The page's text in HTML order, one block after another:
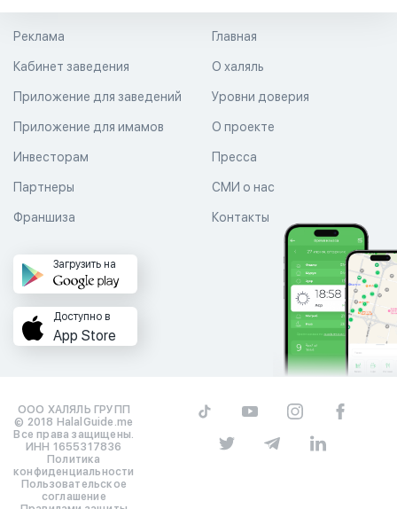
Главная
О халяль
Уровни доверия
Реклама
Кабинет заведения
Приложение для заведений
Приложение для имамов О проекте
Пресса
СМИ о нас
Контакты
Инвесторам
Партнеры
Франшиза
Загрузить на
Доступно в
App Store
ООО ХАЛЯЛЬ ГРУПП
© 2018 HalalGuide.me
Все права защищены.
ИНН 1655317836
Политика
конфиденциальности
Пользовательское
соглашение